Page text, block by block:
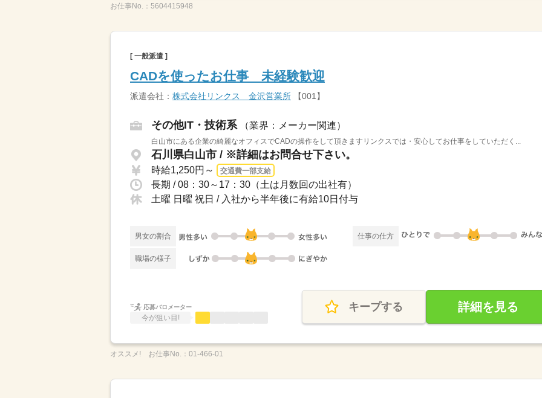
お仕事No.： 5604415948
[ 一般派遣 ]
CADを使ったお仕事 未経験歓迎
派遣会社： 株式会社リンクス 金沢営業所 【001】
その他IT・技術系 （業界：メーカー関連）
白山市にある企業の綺麗なオフィスでCADの操作をして頂きますリンクスでは・安心してお仕事をしていただく...
石川県白山市 / ※詳細はお問合せ下さい。
時給1,250円～ 交通費一部支給
長期 / 08：30～17：30（土は月数回の出社有）
土曜 日曜 祝日 / 入社から半年後に有給10日付与
男女の割合 仕事の仕方
職場の様子
応募バロメーター
今が狙い目!
キープする 詳細を見る
オススメ! お仕事No.： 01-466-01